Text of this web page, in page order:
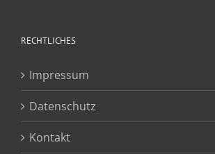
RECHTLICHES
Impressum
Datenschutz
Kontakt